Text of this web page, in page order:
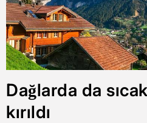
Dağlarda da
kırıldı